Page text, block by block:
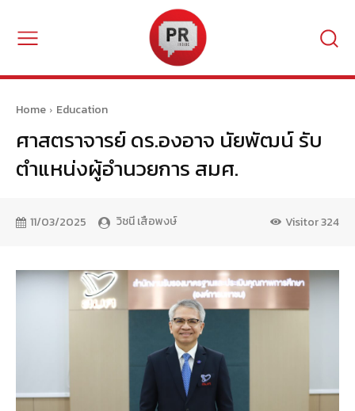
Home Education
ศาสตราจารย์ ดร.องอาจ นัยพัฒน์ รับ
ตำแหน่งผู้อำนวยการ สมศ.
11/03/2025 วิชนี เสือพงษ์ Visitor324